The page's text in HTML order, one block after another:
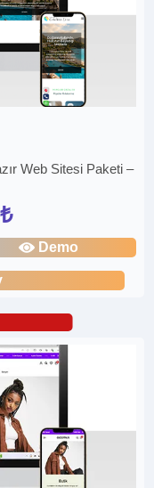
Web Sitesi Paketi –
Demo